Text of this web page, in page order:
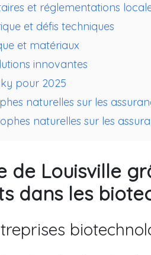
et réglementations
et défis techniques
et matériaux
innovantes
pour 2025
naturelles sur les
naturelles sur les
de Louisville
dans les